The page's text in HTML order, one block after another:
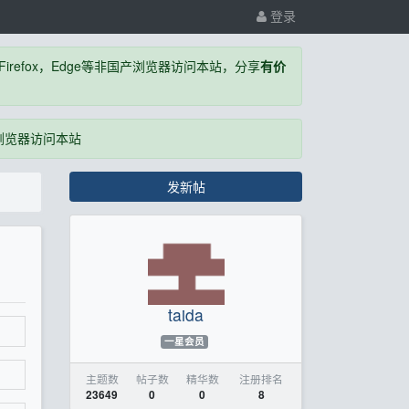
登录
，Edge等非国产浏览器访问本站，分享有价
器访问本站
发新帖
taida
一星会员
主题数
23649
帖子数
0
精华数
0
注册排名
8